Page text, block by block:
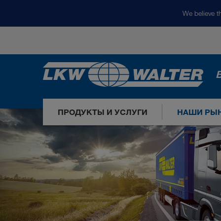
We believe
ПРОДУКТЫ И УСЛУГИ НАШИ